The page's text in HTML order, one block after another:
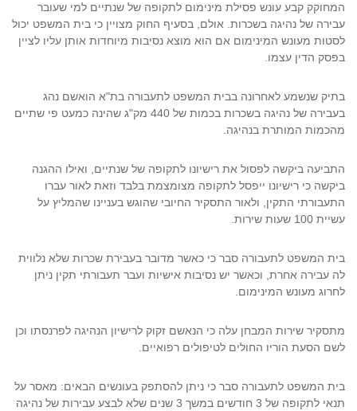
המחוקק קבע עונש פסילת מינימום לתקופה של שנתיים למי שעובר
עבירה של נהיגה בשכרות. אולם, בסעיף החוק מצויין כי בית המשפט יכול
לסטות מעונש המינימום אם הוא מוצא נסיבות מיוחדות אותן עליו לציין
בפסק הדין עצמו.
בתיק שנשמע לאחרונה בבית המשפט לתעבורה בת"א הואשם נהג
בעבירה של נהיגה בשכרות בכמות של 440 מק"ג שהינה כמעט פי שתיים
מהכמות המותרת בנהיגה.
התביעה ביקשה לפסול את רישיונו לתקופה של שנתיים, ואילו ההגנה
ביקשה כי רישיונו ייפסל לתקופה מצומצמת בלבד וזאת לאור עברו
התעבורתי התקין, ולאור התסקיר החיובי שהוגש בעניינו שהמליץ על
עשיית 100 שעות שירות.
בית המשפט לתעבורה סבר כי כאשר מדובר בעבירת שכרות שלא נלווית
לה עבירה אחרת, וכאשר יש נסיבות אישיות ועבר תעבורתי תקין ניתן
לחרוג מעונש המינימום.
מתסקיר שירות המבחן עלה כי הנאשם זקוק לרישיון הנהיגה לפרנסתו וכן
לשם הסעת הוריו החולים לטיפולים רפואיים.
בית המשפט לתעבורה סבר כי ניתן להסתפק בעונשים הבאים: מאסר על
תנאי לתקופה של 3 חודשים במשך 3 שנים שלא לבצע עבירות של נהיגה